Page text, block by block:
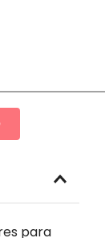
para